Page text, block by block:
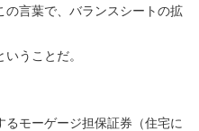
言葉で、バランスシートの拡
うことだ。
モーゲージ担保証券（住宅に